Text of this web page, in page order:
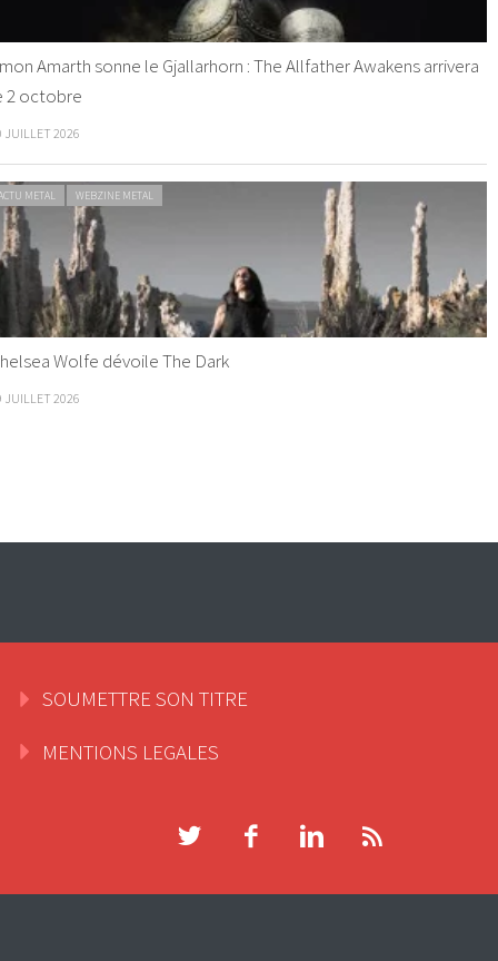
Amarth sonne le Gjallarhorn : The Allfather Awakens arrivera
2 octobre
JUILLET 2026
METAL WEBZINE METAL
Wolfe dévoile The Dark
JUILLET 2026
SOUMETTRE SON TITRE
MENTIONS LEGALES